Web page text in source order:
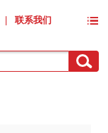
联系我们